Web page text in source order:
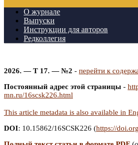
О журнале
Выпуски
Инструкции для авторов
Редколлегия
2026. — Т 17. — №2 - перейти к
Постоянный адрес этой страницы -
mn.ru/16scsk226.html
This article metadata is also available in
DOI: 10.15862/16SCSK226 (https://